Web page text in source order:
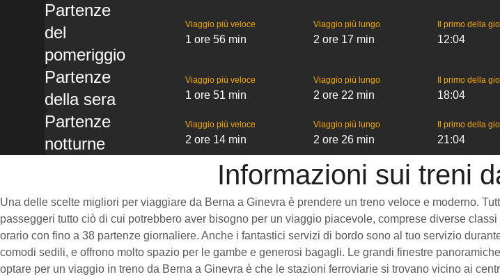
Partenze
del
pomeriggio
Viaggio più veloce
1 ore 56 min
Viaggio più lungo
2 ore 17 min
Il primo della
12:04
Partenze
della sera
Viaggio più veloce
1 ore 51 min
Viaggio più lungo
2 ore 22 min
Il primo della
18:04
Partenze
notturne
Viaggio più veloce
2 ore 14 min
Viaggio più lungo
2 ore 26 min
Il primo della
21:04
Informazioni sui treni
Una delle scelte migliori per viaggiare da Berna a Ginevra è prendere un treno veloce e moderno.
passeggeri tutto ciò di cui potrebbero aver bisogno per un viaggio piacevole, comprese diverse
orario con fino a 38 partenze giornaliere. Anche i fantastici servizi di bordo sono al tuo servizio
comodi sedili, e offrono molto spazio per le gambe e generosi bagagli. Le grandi finestre
optare per un viaggio in treno da Berna a Ginevra è che le stazioni ferroviarie si trovano vicino ai